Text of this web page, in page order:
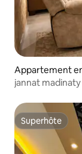
Appartement
jannat madinaty
Superhôte
Superhôte